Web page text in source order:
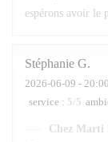
espérons avoir le
Stéphanie G
2026-06-09 -
service : 5/5
Chez Marti